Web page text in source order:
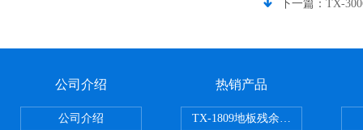
下一篇： TX-
公司介绍
公司介绍
热销产品
TX-1809地板残余凹陷试验机